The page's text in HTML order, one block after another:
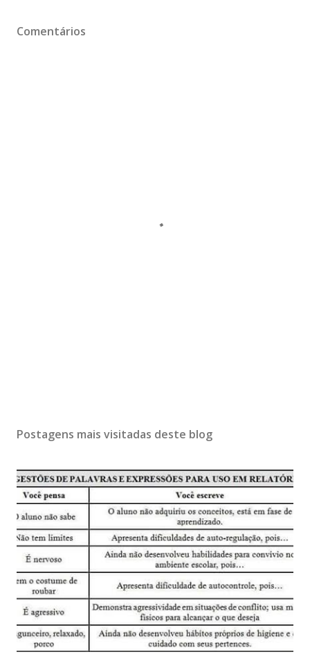
Comentários
Postagens mais visitadas deste blog